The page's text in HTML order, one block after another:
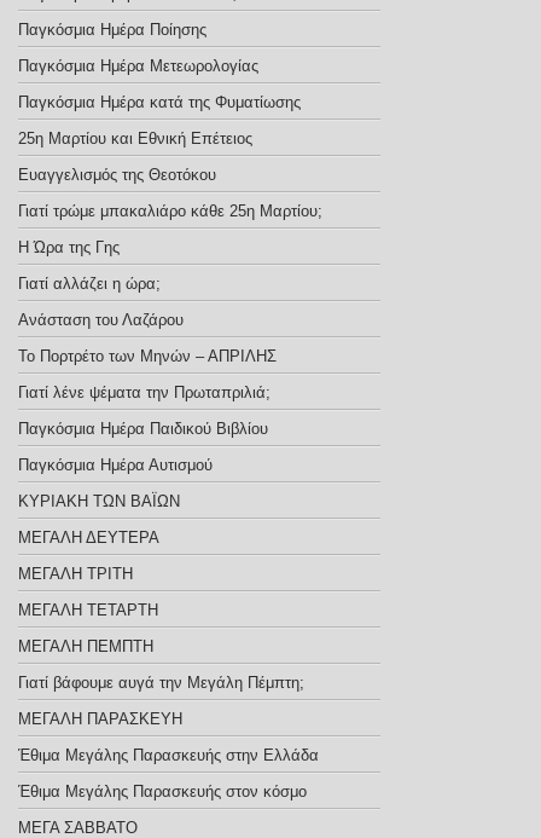
Παγκόσμια Ημέρα Ποίησης
Παγκόσμια Ημέρα Μετεωρολογίας
Παγκόσμια Ημέρα κατά της Φυματίωσης
25η Μαρτίου και Εθνική Επέτειος
Ευαγγελισμός της Θεοτόκου
Γιατί τρώμε μπακαλιάρο κάθε 25η Μαρτίου;
Η Ώρα της Γης
Γιατί αλλάζει η ώρα;
Ανάσταση του Λαζάρου
Το Πορτρέτο των Μηνών – ΑΠΡΙΛΗΣ
Γιατί λένε ψέματα την Πρωταπριλιά;
Παγκόσμια Ημέρα Παιδικού Βιβλίου
Παγκόσμια Ημέρα Αυτισμού
ΚΥΡΙΑΚΗ ΤΩΝ ΒΑΪΩΝ
ΜΕΓΑΛΗ ΔΕΥΤΕΡΑ
ΜΕΓΑΛΗ ΤΡΙΤΗ
ΜΕΓΑΛΗ ΤΕΤΑΡΤΗ
ΜΕΓΑΛΗ ΠΕΜΠΤΗ
Γιατί βάφουμε αυγά την Μεγάλη Πέμπτη;
ΜΕΓΑΛΗ ΠΑΡΑΣΚΕΥΗ
Έθιμα Μεγάλης Παρασκευής στην Ελλάδα
Έθιμα Μεγάλης Παρασκευής στον κόσμο
ΜΕΓΑ ΣΑΒΒΑΤΟ